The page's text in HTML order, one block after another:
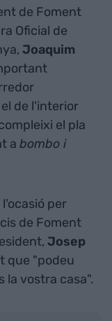
de Foment
Oficial de
Joaquim
de l'interior
el pla
a bombo i
per
de Foment
Josep
que "podeu
la vostra casa".